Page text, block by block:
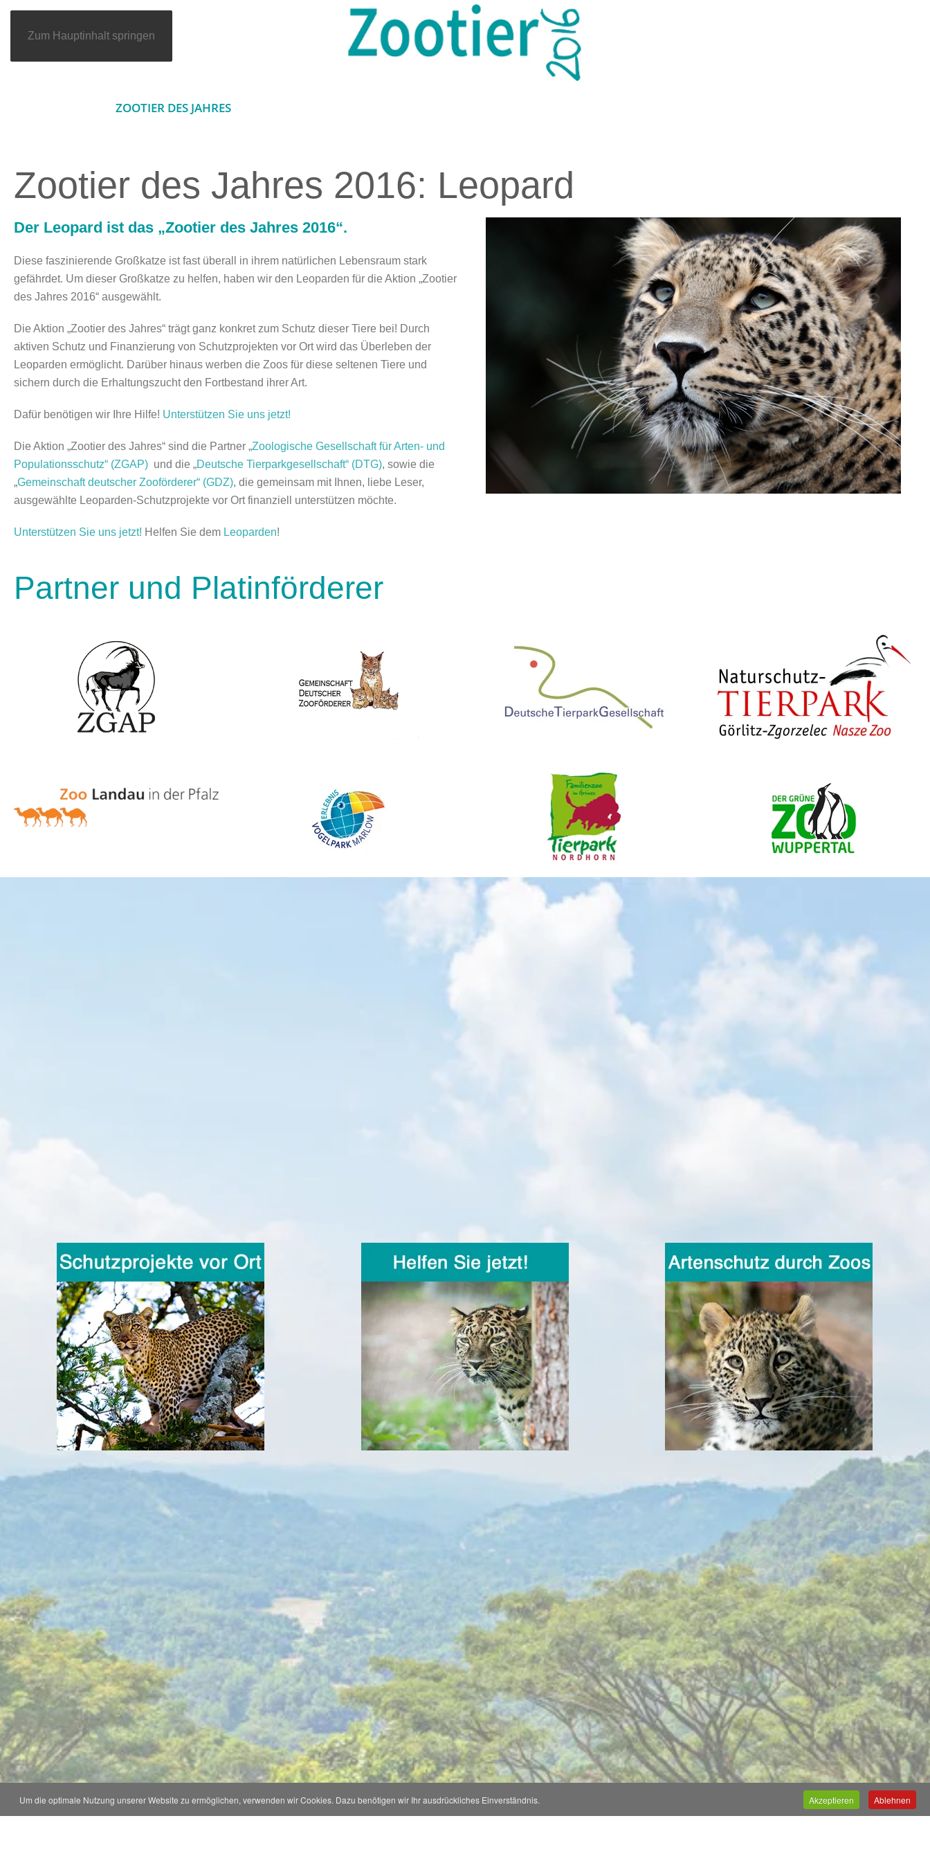
Um die optimale Nutzung unserer Website zu ermöglichen, verwenden wir Cookies. Dazu benötigen wir Ihr ausdrückliches Einverständnis. Akzeptieren Ablehnen
Zum Hauptinhalt springen
ZOOTIER DES JAHRES
Zootier des Jahres 2016: Leopard
Der Leopard ist das „Zootier des Jahres 2016“.
Diese faszinierende Großkatze ist fast überall in ihrem natürlichen Lebensraum stark
gefährdet. Um dieser Großkatze zu helfen, haben wir den Leoparden für die Aktion „Zootier
des Jahres 2016“ ausgewählt.
Die Aktion „Zootier des Jahres“ trägt ganz konkret zum Schutz dieser Tiere bei! Durch
aktiven Schutz und Finanzierung von Schutzprojekten vor Ort wird das Überleben der
Leoparden ermöglicht. Darüber hinaus werben die Zoos für diese seltenen Tiere und
sichern durch die Erhaltungszucht den Fortbestand ihrer Art.
Dafür benötigen wir Ihre Hilfe! Unterstützen Sie uns jetzt!
Die Aktion „Zootier des Jahres“ sind die Partner „Zoologische Gesellschaft für Arten- und
Populationsschutz“ (ZGAP) und die „Deutsche Tierparkgesellschaft“ (DTG), sowie die
„Gemeinschaft deutscher Zooförderer“ (GDZ), die gemeinsam mit Ihnen, liebe Leser,
ausgewählte Leoparden-Schutzprojekte vor Ort finanziell unterstützen möchte.
Unterstützen Sie uns jetzt! Helfen Sie dem Leoparden!
Partner und Platinförderer